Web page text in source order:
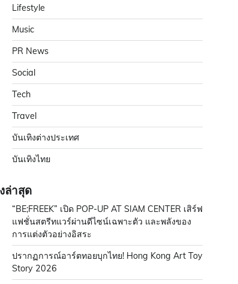
Lifestyle
Music
PR News
Social
Tech
Travel
บันเทิงต่างประเทศ
บันเทิงไทย
ล่าสุด
“BE;FREEK” เปิด POP-UP AT SIAM CENTER เสิร์ฟ
แฟชั่นสตรีทแวร์ผ่านดีไซน์เฉพาะตัว และพลังของ
การแต่งตัวอย่างอิสระ
ปรากฏการณ์อาร์ตทอยบุกไทย! Hong Kong Art Toy
Story 2026